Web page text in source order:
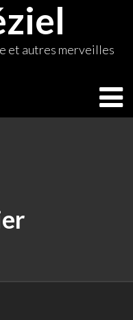
et autres merveilles